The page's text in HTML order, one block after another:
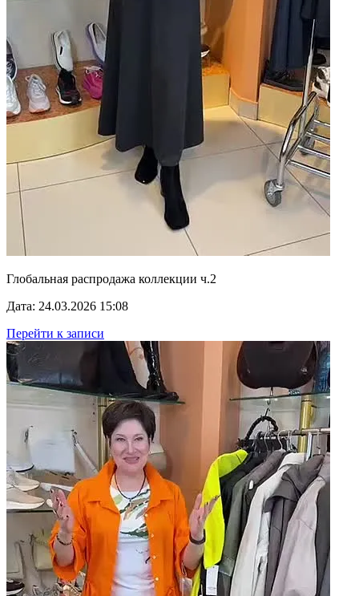
Глобальная распродажа коллекции ч.2
Дата: 24.03.2026 15:08
Перейти к записи